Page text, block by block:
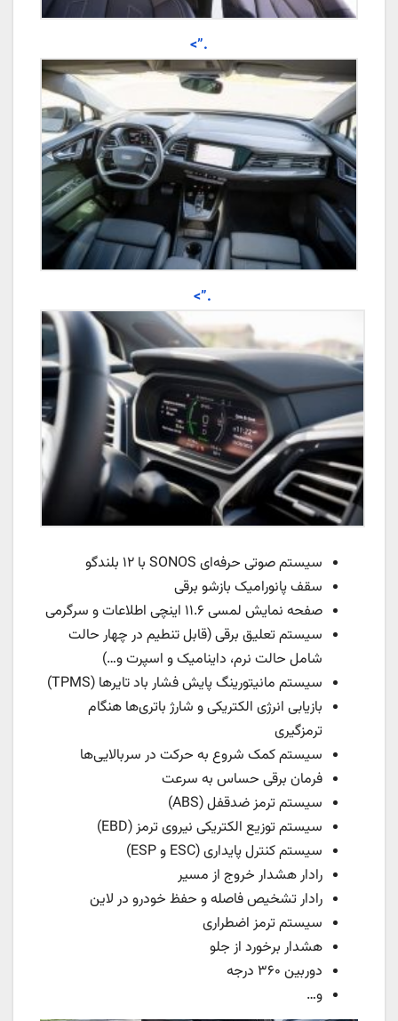
.”>
.”>
سیستم صوتی حرفه‌ای SONOS با ۱۲ بلندگو
سقف پانورامیک بازشو برقی
صفحه نمایش لمسی ۱۱.۶ اینچی اطلاعات و سرگرمی
سیستم تعلیق برقی (قابل تنطیم در چهار حالت
شامل حالت نرم، داینامیک و اسپرت و…)
سیستم مانیتورینگ پایش فشار باد تایرها (TPMS)
بازیابی انرژی الکتریکی و شارژ باتری‌ها هنگام
ترمزگیری
سیستم کمک شروع به حرکت در سربالایی‌ها
فرمان برقی حساس به سرعت
سیستم ترمز ضدقفل (ABS)
سیستم توزیع الکتریکی نیروی ترمز (EBD)
سیستم کنترل پایداری (ESC و ESP)
رادار هشدار خروج از مسیر
رادار تشخیص فاصله و حفظ خودرو در لاین
سیستم ترمز اضطراری
هشدار برخورد از جلو
دوربین ۳۶۰ درجه
و…